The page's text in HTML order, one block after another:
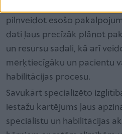
pilnveidot esošo
dati ļaus precīzāk plānot
un resursu sadali, kā arī
mērķtiecīgāku un pacientu
habilitācijas procesu.
Savukārt specializēto
iestāžu kartējums ļaus
speciālistu un habilitācijas